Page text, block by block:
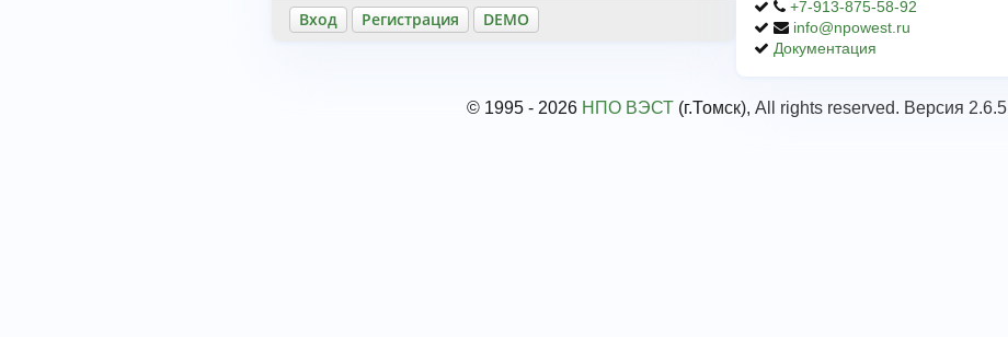
Регистрация
+7-913-875-58-92
info@npowest.ru
Документация
© 1995 - 2026 НПО ВЭСТ(г.Томск), All rights reserved. Версия 2.6.5